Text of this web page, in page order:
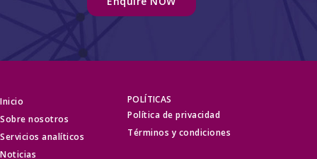
Inicio
Sobre nosotros
Servicios analíticos
Noticias
POLÍTICAS
Política de privacidad
Términos y condiciones